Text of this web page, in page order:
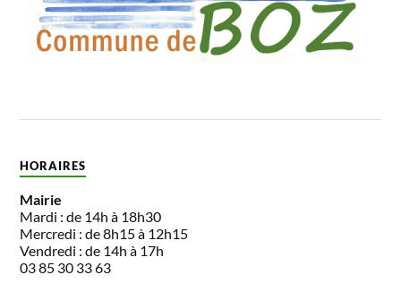
HORAIRES
Mairie
Mardi : de 14h à 18h30
Mercredi : de 8h15 à 12h15
Vendredi : de 14h à 17h
03 85 30 33 63